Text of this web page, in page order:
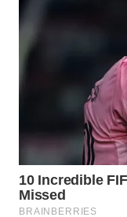
WN
INDRAMAYU